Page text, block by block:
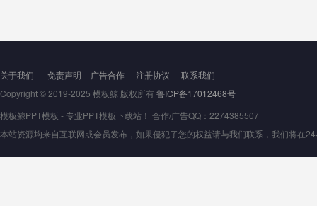
关于我们 - 免责声明 - 广告合作 -注册协议 - 联系我们
Copyright © 2019-2025 模板鲸 版权所有鲁ICP备17012468号
模板鲸PPT模板 - 专业PPT模板下载站！ 合作/广告QQ：2274385507
本站资源均来自互联网或会员发布，如果侵犯了您的权益请与我们联系，我们将在